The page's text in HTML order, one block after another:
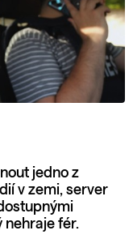
jedno z
v zemi, server
nehraje fér.